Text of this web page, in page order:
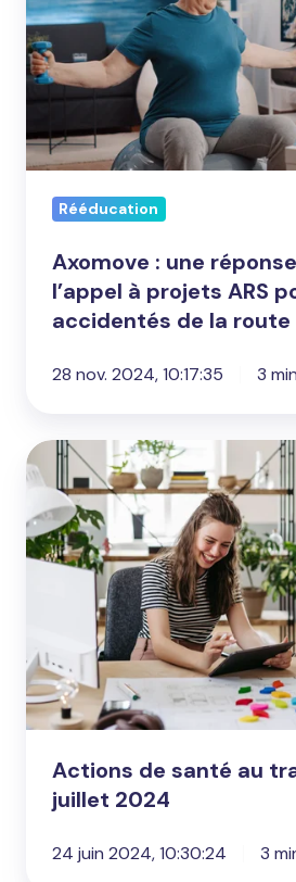
réponse
innovante
à
l’appel
à
ARS
accidentés
Rééducation
Axomove : une
l’appel à projets ARS
accidentés de la route
28 nov. 2024, 10:17:35 3
Actions
de
santé
au
travail
2024
Actions de santé au
juillet 2024
24 juin 2024, 10:30:24 3